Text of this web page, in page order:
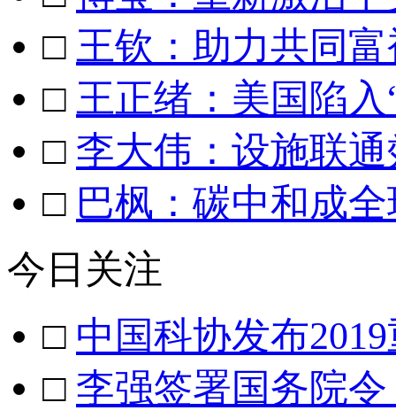
□ 王钦：助力共同
□ 王正绪：美国陷入
□ 李大伟：设施联
□ 巴枫：碳中和成
今日关注
□ 中国科协发布
□ 李强签署国务院